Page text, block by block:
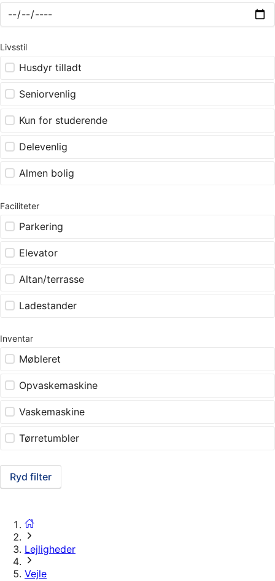
Livsstil
Husdyr tilladt
Seniorvenlig
Kun for studerende
Delevenlig
Almen bolig
Faciliteter
Parkering
Elevator
Altan/terrasse
Ladestander
Inventar
Møbleret
Opvaskemaskine
Vaskemaskine
Tørretumbler
Ryd filter
Lejligheder
Vejle